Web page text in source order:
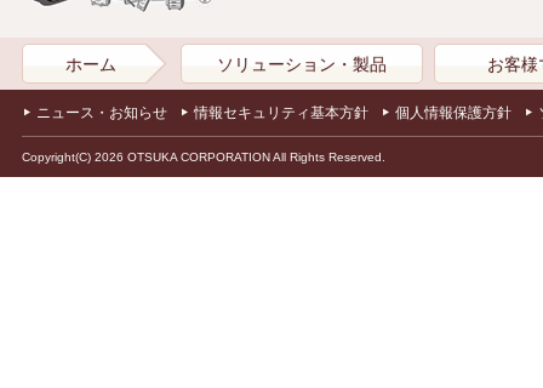
ホーム ソリューション・製品 お客様
ニュース・お知らせ 情報セキュリティ基本方針 個人情報保護方針
Copyright(C) 2026 OTSUKA CORPORATION All Rights Reserved.